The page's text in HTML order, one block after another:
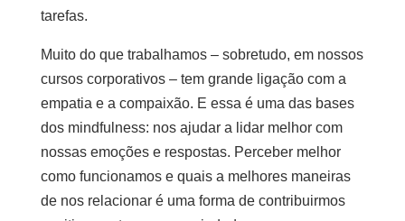
tarefas.
Muito do que trabalhamos – sobretudo, em nossos
cursos corporativos – tem grande ligação com a
empatia e a compaixão. E essa é uma das bases
dos mindfulness: nos ajudar a lidar melhor com
nossas emoções e respostas. Perceber melhor
como funcionamos e quais a melhores maneiras
de nos relacionar é uma forma de contribuirmos